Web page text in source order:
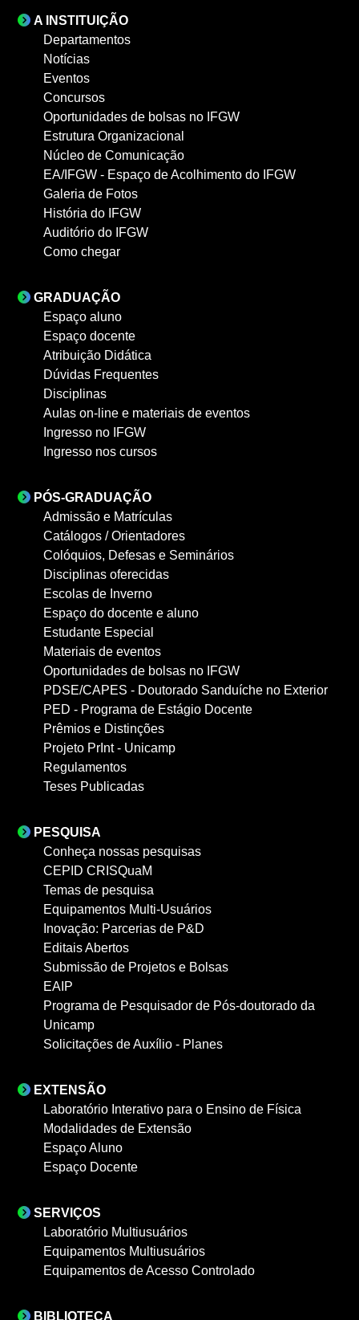
A INSTITUIÇÃO
Departamentos
Notícias
Eventos
Concursos
Oportunidades de bolsas no IFGW
Estrutura Organizacional
Núcleo de Comunicação
EA/IFGW - Espaço de Acolhimento do IFGW
Galeria de Fotos
História do IFGW
Auditório do IFGW
Como chegar
GRADUAÇÃO
Espaço aluno
Espaço docente
Atribuição Didática
Dúvidas Frequentes
Disciplinas
Aulas on-line e materiais de eventos
Ingresso no IFGW
Ingresso nos cursos
PÓS-GRADUAÇÃO
Admissão e Matrículas
Catálogos / Orientadores
Colóquios, Defesas e Seminários
Disciplinas oferecidas
Escolas de Inverno
Espaço do docente e aluno
Estudante Especial
Materiais de eventos
Oportunidades de bolsas no IFGW
PDSE/CAPES - Doutorado Sanduíche no Exterior
PED - Programa de Estágio Docente
Prêmios e Distinções
Projeto PrInt - Unicamp
Regulamentos
Teses Publicadas
PESQUISA
Conheça nossas pesquisas
CEPID CRISQuaM
Temas de pesquisa
Equipamentos Multi-Usuários
Inovação: Parcerias de P&D
Editais Abertos
Submissão de Projetos e Bolsas
EAIP
Programa de Pesquisador de Pós-doutorado da
Unicamp
Solicitações de Auxílio - Planes
EXTENSÃO
Laboratório Interativo para o Ensino de Física
Modalidades de Extensão
Espaço Aluno
Espaço Docente
SERVIÇOS
Laboratório Multiusuários
Equipamentos Multiusuários
Equipamentos de Acesso Controlado
BIBLIOTECA